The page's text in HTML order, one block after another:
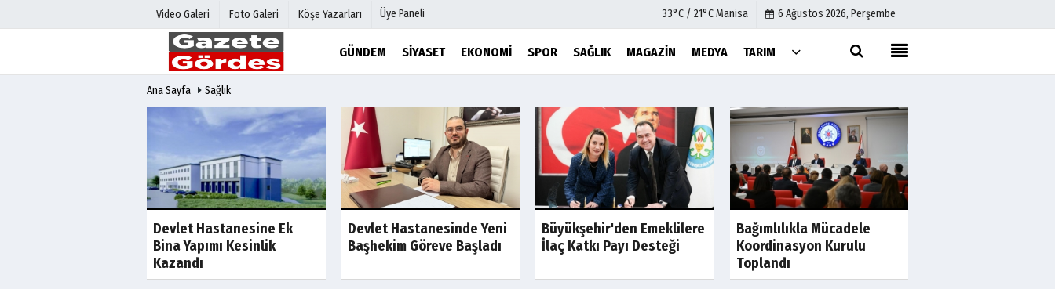
Video Galeri Foto Galeri Köşe Yazarları Üye Paneli 33°C / 21°C Manisa 6 Ağustos 2026, Perşembe
GÜNDEM SIYASET EKONOMI SPOR SAĞLIK MAGAZIN MEDYA TARIM
Gazete Manşetleri
Anketler
Biyografiler
Video Galeri
Foto Galeri
Etkinlikler
İletişim
Çerez Politikası
Gizlilik İlkeleri
Ana Sayfa Sağlık
Devlet Hastanesine Ek
Bina Yapımı Kesinlik
Kazandı
Devlet Hastanesinde Yeni
Başhekim Göreve Başladı
Büyükşehir'den Emeklilere
İlaç Katkı Payı Desteği
Bağımlılıkla Mücadele
Koordinasyon Kurulu
Toplandı